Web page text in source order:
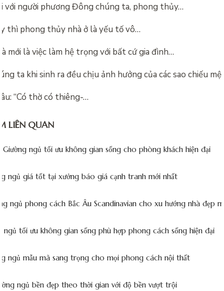
với người phương Đông chúng ta, phong thủy…
thì phong thủy nhà ở là yếu tố vô…
mới là việc làm hệ trọng với bất cứ gia đình…
ta khi sinh ra đều chịu ảnh hưởng của các sao chiếu
“Có thờ có thiêng-…
LIÊN QUAN
Giường ngủ tối ưu không gian sống cho phòng khách hiện đại
ngủ giá tốt tại xưởng báo giá cạnh tranh mới nhất
ngủ phong cách Bắc Âu Scandinavian cho xu hướng nhà đẹp
ngủ tối ưu không gian sống phù hợp phong cách sống hiện đại
ngủ mẫu mã sang trọng cho mọi phong cách nội thất
ngủ bền đẹp theo thời gian với độ bền vượt trội